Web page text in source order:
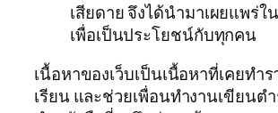
เสียดาย จึงได้นำมาเผยแพร่ใ
เพื่อเป็นประโยชน์กับทุกคน
เนื้อหาของเว็บเป็นเนื้อหาที่เคยทำ
เรียน และช่วยเพื่อนทำงานเขียนต